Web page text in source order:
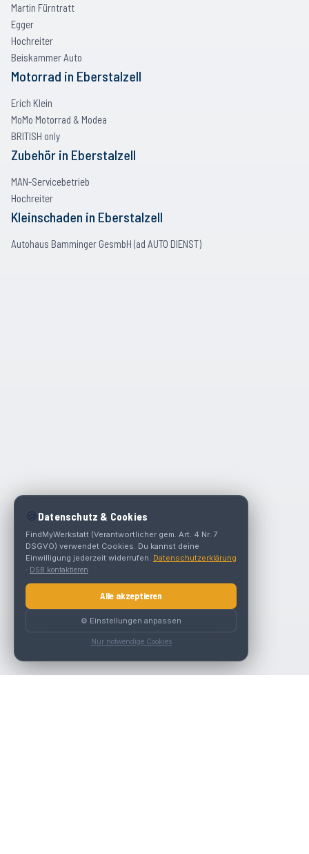
Martin Fürntratt
Egger
Hochreiter
Beiskammer Auto
Motorrad in Eberstalzell
Erich Klein
MoMo Motorrad & Modea
BRITISH only
Zubehör in Eberstalzell
MAN-Servicebetrieb
Hochreiter
Kleinschaden in Eberstalzell
Autohaus Bamminger GesmbH (ad AUTO DIENST)
🍪 Datenschutz & Cookies
FindMyWerkstatt (Verantwortlicher gem. Art. 4 Nr. 7
DSGVO) verwendet Cookies. Du kannst deine
Einwilligung jederzeit widerrufen. Datenschutzerklärung
· DSB kontaktieren
Alle akzeptieren
⚙️ Einstellungen anpassen
Nur notwendige Cookies